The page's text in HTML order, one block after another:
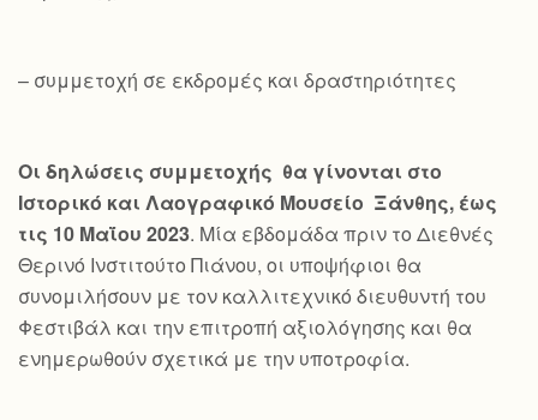
– συμμετοχή σε εκδρομές και δραστηριότητες
Οι δηλώσεις συμμετοχής θα γίνονται στο
Ιστορικό και Λαογραφικό Μουσείο Ξάνθης, έως
τις 10 Μαΐου 2023. Μία εβδομάδα πριν το Διεθνές
Θερινό Ινστιτούτο Πιάνου, οι υποψήφιοι θα
συνομιλήσουν με τον καλλιτεχνικό διευθυντή του
Φεστιβάλ και την επιτροπή αξιολόγησης και θα
ενημερωθούν σχετικά με την υποτροφία.